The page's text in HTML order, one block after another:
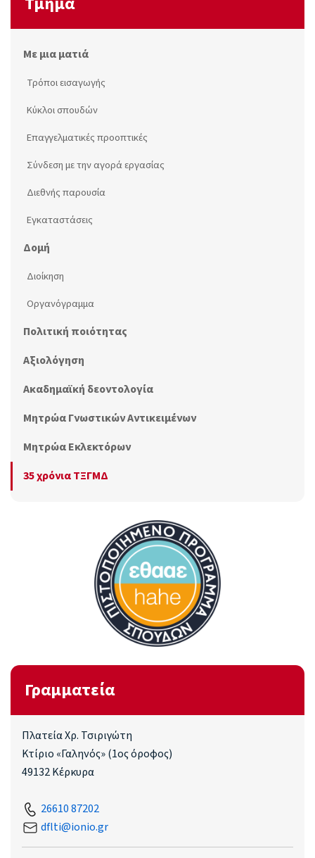
Με μια ματιά
Τρόποι εισαγωγής
Κύκλοι σπουδών
Επαγγελματικές προοπτικές
Σύνδεση με την αγορά εργασίας
Διεθνής παρουσία
Εγκαταστάσεις
Δομή
Διοίκηση
Οργανόγραμμα
Πολιτική ποιότητας
Αξιολόγηση
Ακαδημαϊκή δεοντολογία
Μητρώα Γνωστικών Αντικειμένων
Μητρώα Εκλεκτόρων
35 χρόνια ΤΞΓΜΔ
Γραμματεία
Πλατεία Χρ. Τσιριγώτη
Κτίριο «Γαληνός» (1ος όροφος)
49132 Κέρκυρα
26610 87202
dflti@ionio.gr